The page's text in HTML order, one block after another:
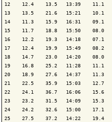
12    12.4    13.5   13:39    11.1
13    13.5    21.6   15:21    10.1
14    11.3    15.9   16:31    09.1
15    11.7    18.8   15:50    08.0
16    12.2    19.3   14:18    07.1
17    12.4    19.9   15:49    08.2
18    14.7    23.0   14:20    08.0
19    16.8    25.2   11:28    11.1
20    18.9    27.6   14:37    11.3
21    22.5    35.9   15:03    12.7
22    24.1    36.7   16:06    15.6
23    23.2    31.5   14:09    15.3
24    24.2    32.6   15:00    17.1
25    27.5    37.2   14:22    19.4